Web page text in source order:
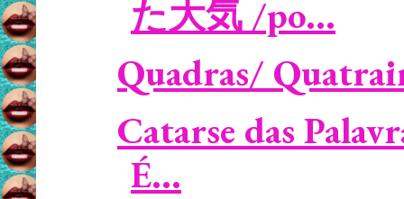
た大気 /po...
Quadras/
Catarse das
É...